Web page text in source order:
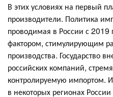
В этих условиях на первый
производители. Политика
проводимая в России с
фактором, стимулирующим
производства. Государство
российских компаний,
контролируемую импортом.
в некоторых регионах